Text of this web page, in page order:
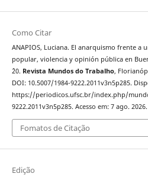
Como Citar
ANAPIOS, Luciana. El anarquismo frente a
popular, violencia y opinión pública en
´20. Revista Mundos do Trabalho,
DOI: 10.5007/1984-9222.2011v3n5p285.
https://periodicos.ufsc.br/index.php/
9222.2011v3n5p285. Acesso em: 7 ago. 2026.
Fomatos de Citação
Edição